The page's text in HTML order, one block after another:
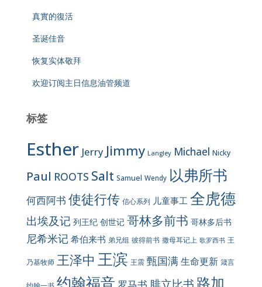
真實的復活
圣诞佳音
恢复实体敬拜
欢迎订阅主日信息油管频道
标签
Esther Jerry Jimmy Langley Michael Nicky
Paul ROOTS Salt Samuel Wendy 以弗所书
何西阿书 使徒行传 信心系列 儿童事工 全虎德
出埃及记 列王纪 创世记 哥林多前书 哥林多后书
尼希米记 希伯来书 弟兄组 彼得前书 撒母耳记上 歌罗西书 王
乃基牧师 王泽中 王滨 王震 甄国满生命更新 箴言
约翰福音 腓立比书 路加